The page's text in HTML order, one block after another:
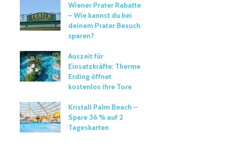
Wiener Prater Rabatte
– Wie kannst du bei
deinem Prater Besuch
sparen?
Auszeit für
Einsatzkräfte: Therme
Erding öffnet
kostenlos ihre Tore
Kristall Palm Beach –
Spare 36 % auf 2
Tageskarten